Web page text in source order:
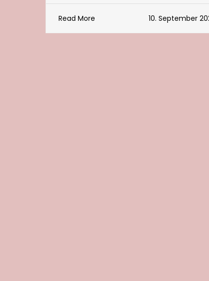
Read More 10. September